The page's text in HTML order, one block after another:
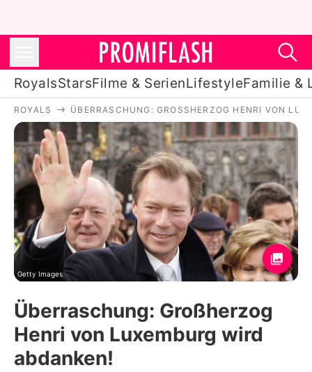
RoyalsStarsFilme & SerienLifestyleFamilie &
Royals
Stars
Filme & Serien
Lifestyle
Familie & Liebe
Promiflash Exklusiv
Alle Themen auf Promiflash
ROYALS ÜBERRASCHUNG: GROSSHERZOG HENRI VON
Getty Images
Überraschung: Großherzog
Henri von Luxemburg wird
abdanken!